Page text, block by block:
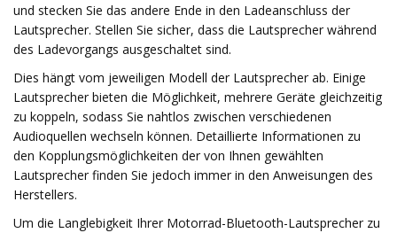
und stecken Sie das andere Ende in den Ladeanschluss der
Lautsprecher. Stellen Sie sicher, dass die Lautsprecher während
des Ladevorgangs ausgeschaltet sind.
Dies hängt vom jeweiligen Modell der Lautsprecher ab. Einige
Lautsprecher bieten die Möglichkeit, mehrere Geräte gleichzeitig
zu koppeln, sodass Sie nahtlos zwischen verschiedenen
Audioquellen wechseln können. Detaillierte Informationen zu
den Kopplungsmöglichkeiten der von Ihnen gewählten
Lautsprecher finden Sie jedoch immer in den Anweisungen des
Herstellers.
Um die Langlebigkeit Ihrer Motorrad-Bluetooth-Lautsprecher zu